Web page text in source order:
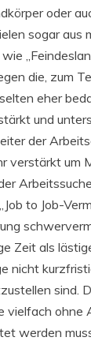
oder
sogar aus
die, zum
eher
und
der
verstärkt um
to Job-
Zeit als
nicht
sind.
vielfach ohne
werden